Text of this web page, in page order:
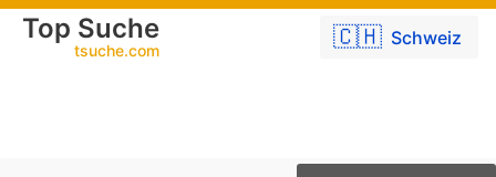
🇨🇭 Schweiz
Top Suche
tsuche.com